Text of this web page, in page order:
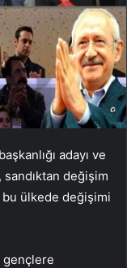
adayı ve
sandıktan değişim
bu ülkede değişimi
gençlere